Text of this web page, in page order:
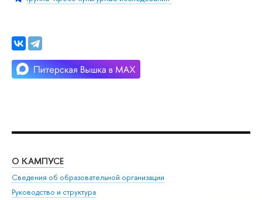
О КАМПУСЕ
Сведения об образовательной организации
Руководство и структура